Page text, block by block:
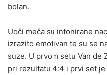
bolan.
Uoči meča su intonirane
izrazito emotivan te su se
suze. U prvom setu Van de
pri rezultatu 4:4 i prvi set je